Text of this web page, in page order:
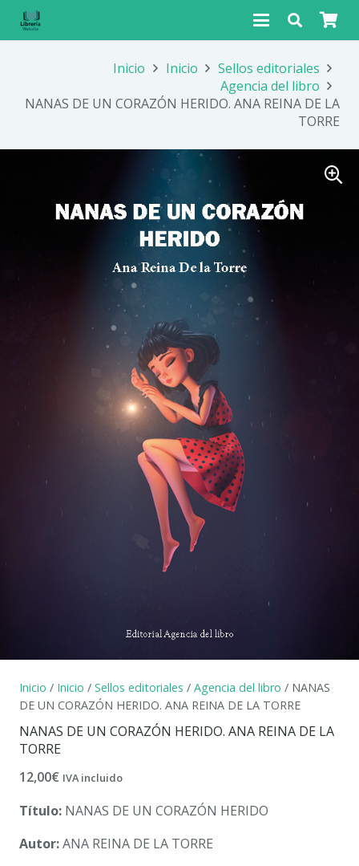
Inicio Inicio
Sellos editoriales
Agencia del libro
NANAS DE UN CORAZÓN HERIDO. ANA REINA DE LA
TORRE
Inicio / Inicio / Sellos editoriales / Agencia del libro / NANAS
DE UN CORAZÓN HERIDO. ANA REINA DE LA TORRE
NANAS DE UN CORAZÓN HERIDO. ANA REINA DE LA
TORRE
12,00€ IVA incluido
Título: NANAS DE UN CORAZÓN HERIDO
Autor:ANA REINA DE LA TORRE